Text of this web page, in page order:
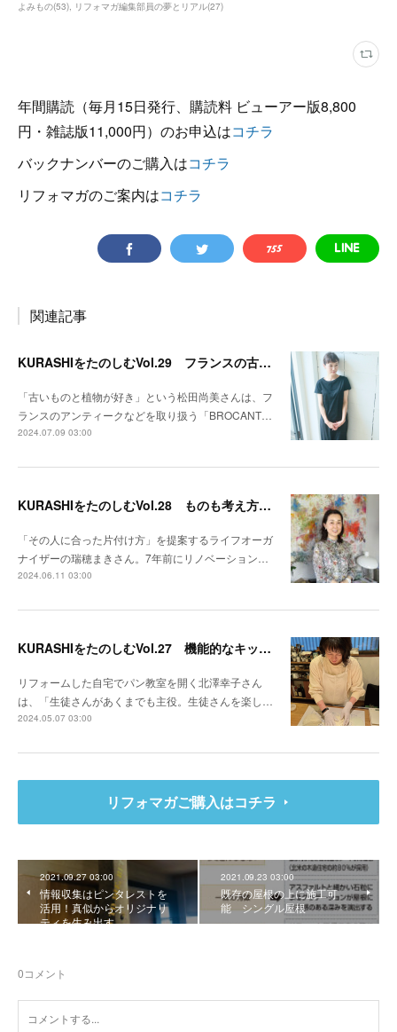
よみもの(53) リフォマガ編集部員の夢とリアル(27)
年間購読（毎月15日発行、購読料 ビューアー版8,800
円・雑誌版11,000円）のお申込はコチラ
バックナンバーのご購入はコチラ
リフォマガのご案内はコチラ
関連記事
KURASHIをたのしむVol.29 フランスの古き良き雰囲気をアンティークで伝えたい
「古いものと植物が好き」という松田尚美さんは、フ
ランスのアンティークなどを取り扱う「BROCANT…
2024.07.09 03:00
KURASHIをたのしむVol.28 ものも考え方もスッキリさせる整理整頓のプロ
「その人に合った片付け方」を提案するライフオーガ
ナイザーの瑞穂まきさん。7年前にリノベーション…
2024.06.11 03:00
KURASHIをたのしむVol.27 機能的なキッチンでパン作りの楽しさが増す
リフォームした自宅でパン教室を開く北澤幸子さん
は、「生徒さんがあくまでも主役。生徒さんを楽し…
2024.05.07 03:00
リフォマガご購入はコチラ
2021.09.27 03:00
情報収集はピンタレストを
活用！真似からオリジナリ
ティを生み出す
2021.09.23 03:00
既存の屋根の上に施工可
能 シングル屋根
0コメント